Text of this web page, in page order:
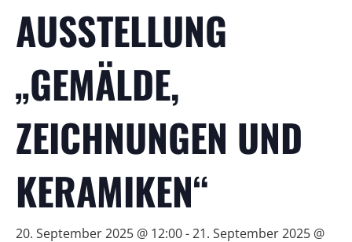
AUSSTELLUNG
„GEMÄLDE,
ZEICHNUNGEN UND
KERAMIKEN“
20. September 2025 @ 12:00-21. September 2025 @